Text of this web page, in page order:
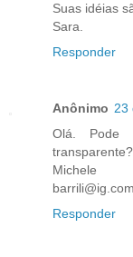
Suas idéias
Sara.
Responder
Anônimo 23
Olá. Pode
Michele
Responder